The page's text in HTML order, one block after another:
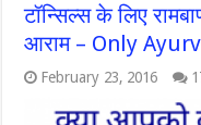
टॉन्सिल्स के लिए
आराम – Only
February 23, 2016